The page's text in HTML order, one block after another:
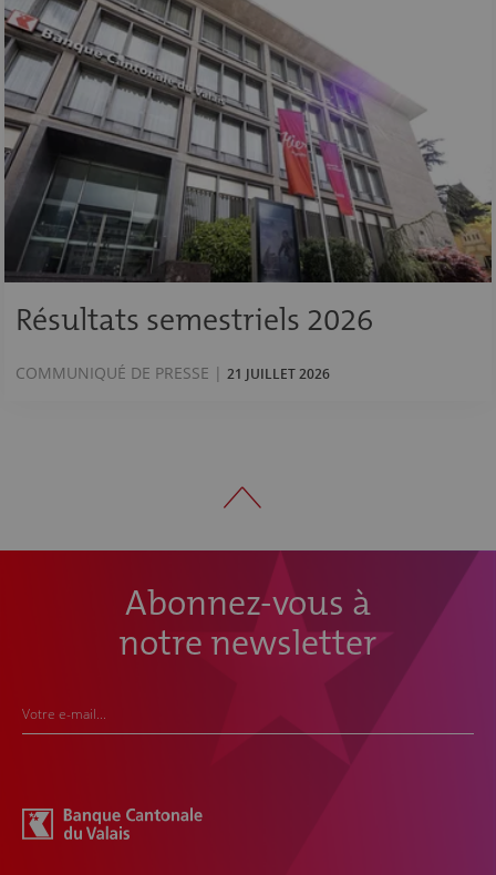
Résultats semestriels 2026
COMMUNIQUÉ DE PRESSE | 21 JUILLET 2026
Abonnez-vous à
notre newsletter
Votre e-mail...